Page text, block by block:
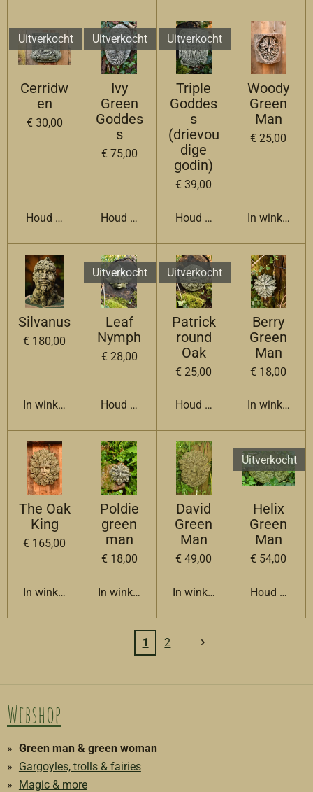
Uitverkocht
Cerridw
en
€ 30,00
Houd mij op de hoogte
Uitverkocht
Ivy
Green
Goddes
s
€ 75,00
Houd mij op de hoogte
Uitverkocht
Triple
Goddes
s
(drievou
dige
godin)
€ 39,00
Houd mij op de hoogte
Woody
Green
Man
€ 25,00
In
Silvanus
€ 180,00
In winkelwagen
Uitverkocht
Leaf
Nymph
€ 28,00
Houd mij op de hoogte
Uitverkocht
Patrick
round
Oak
€ 25,00
Houd mij op de hoogte
Berry
Green
Man
€ 18,00
In
The Oak
King
€ 165,00
In winkelwagen
Poldie
green
man
€ 18,00
In winkelwagen
David
Green
Man
€ 49,00
In winkelwagen
Uitverkocht
Helix
Green
Man
€ 54,00
Houd mij op
1 2
Webshop
Green man & green woman
Gargoyles, trolls & fairies
Magic & more